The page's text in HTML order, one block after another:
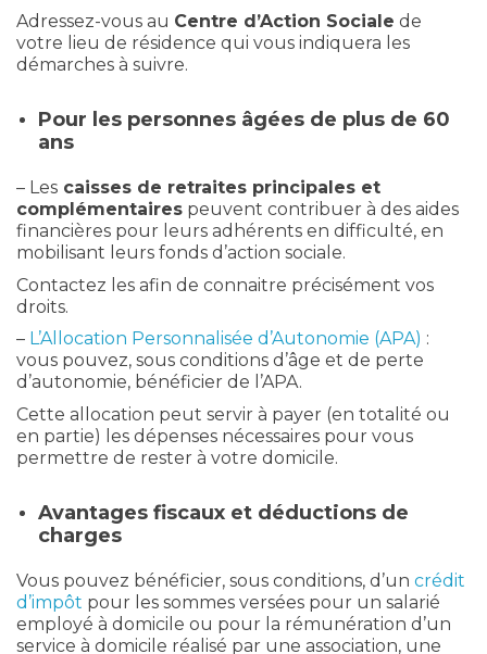
Adressez-vous au Centre d’Action Sociale de
votre lieu de résidence qui vous indiquera les
démarches à suivre.
Pour les personnes âgées de plus de 60
ans
– Les caisses de retraites principales et
complémentaires peuvent contribuer à des aides
financières pour leurs adhérents en difficulté, en
mobilisant leurs fonds d’action sociale.
Contactez les afin de connaitre précisément vos
droits.
– L’Allocation Personnalisée d’Autonomie (APA) :
vous pouvez, sous conditions d’âge et de perte
d’autonomie, bénéficier de l’APA.
Cette allocation peut servir à payer (en totalité ou
en partie) les dépenses nécessaires pour vous
permettre de rester à votre domicile.
Avantages fiscaux et déductions de
charges
Vous pouvez bénéficier, sous conditions, d’un crédit
d’impôt pour les sommes versées pour un salarié
employé à domicile ou pour la rémunération d’un
service à domicile réalisé par une association, une